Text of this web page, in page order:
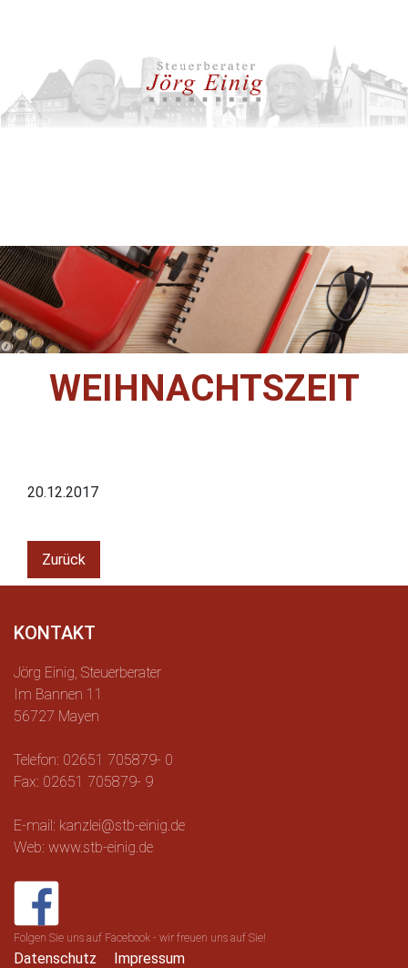
WEIHNACHTSZEIT
20.12.2017
Zurück
KONTAKT
Jörg Einig, Steuerberater
Im Bannen 11
56727 Mayen
Telefon: 02651 705879- 0
Fax: 02651 705879- 9
E-mail: kanzlei@stb-einig.de
Web: www.stb-einig.de
Folgen Sie uns auf Facebook - wir freuen uns auf Sie!
Datenschutz Impressum